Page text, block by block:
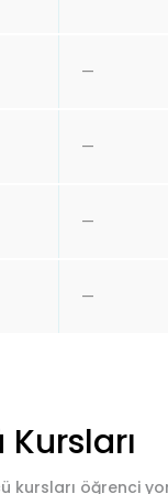
—
—
—
—
öğrenci